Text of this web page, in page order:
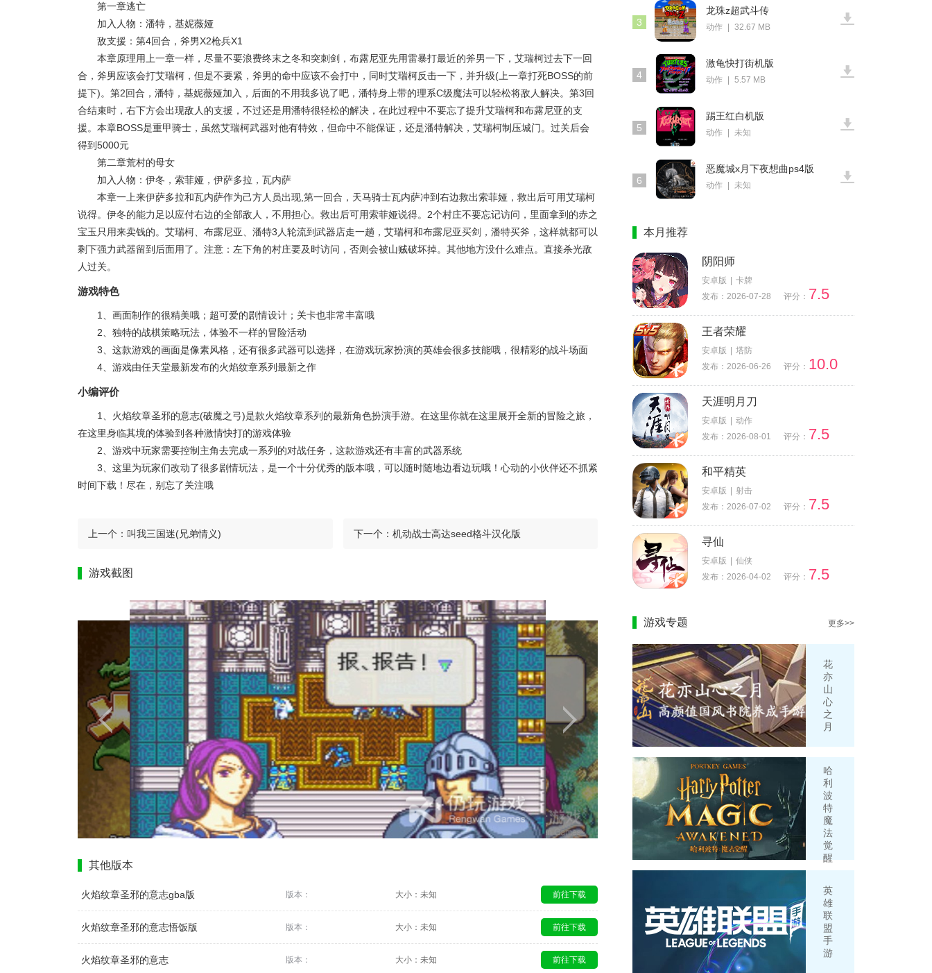
第一章逃亡
加入人物：潘特，基妮薇娅
敌支援：第4回合，斧男X2枪兵X1
本章原理用上一章一样，尽量不要浪费终末之冬和突刺剑，布露尼亚先用雷暴打最近的斧男一下，艾瑞柯过去下一回
合，斧男应该会打艾瑞柯，但是不要紧，斧男的命中应该不会打中，同时艾瑞柯反击一下，并升级(上一章打死BOSS的前
提下)。第2回合，潘特，基妮薇娅加入，后面的不用我多说了吧，潘特身上带的理系C级魔法可以轻松将敌人解决。第3回
合结束时，右下方会出现敌人的支援，不过还是用潘特很轻松的解决，在此过程中不要忘了提升艾瑞柯和布露尼亚的支
援。本章BOSS是重甲骑士，虽然艾瑞柯武器对他有特效，但命中不能保证，还是潘特解决，艾瑞柯制压城门。过关后会
得到5000元
第二章荒村的母女
加入人物：伊冬，索菲娅，伊萨多拉，瓦内萨
本章一上来伊萨多拉和瓦内萨作为己方人员出现,第一回合，天马骑士瓦内萨冲到右边救出索菲娅，救出后可用艾瑞柯
说得。伊冬的能力足以应付右边的全部敌人，不用担心。救出后可用索菲娅说得。2个村庄不要忘记访问，里面拿到的赤之
宝玉只用来卖钱的。艾瑞柯、布露尼亚、潘特3人轮流到武器店走一趟，艾瑞柯和布露尼亚买剑，潘特买斧，这样就都可以
剩下强力武器留到后面用了。注意：左下角的村庄要及时访问，否则会被山贼破坏掉。其他地方没什么难点。直接杀光敌
人过关。
游戏特色
1、画面制作的很精美哦；超可爱的剧情设计；关卡也非常丰富哦
2、独特的战棋策略玩法，体验不一样的冒险活动
3、这款游戏的画面是像素风格，还有很多武器可以选择，在游戏玩家扮演的英雄会很多技能哦，很精彩的战斗场面
4、游戏由任天堂最新发布的火焰纹章系列最新之作
小编评价
1、火焰纹章圣邪的意志(破魔之弓)是款火焰纹章系列的最新角色扮演手游。在这里你就在这里展开全新的冒险之旅，
在这里身临其境的体验到各种激情快打的游戏体验
2、游戏中玩家需要控制主角去完成一系列的对战任务，这款游戏还有丰富的武器系统
3、这里为玩家们改动了很多剧情玩法，是一个十分优秀的版本哦，可以随时随地边看边玩哦！心动的小伙伴还不抓紧
时间下载！尽在，别忘了关注哦
上一个： 叫我三国迷(兄弟情义) 下一个： 机动战士高达seed格斗汉化版
游戏截图
其他版本
火焰纹章圣邪的意志gba版 版本： 大小：未知 前往下载
火焰纹章圣邪的意志悟饭版 版本： 大小：未知 前往下载
火焰纹章圣邪的意志 版本： 大小：未知 前往下载
3
龙珠z超武斗传
动作 32.67 MB
4
激龟快打街机版
动作 5.57 MB
5
踢王红白机版
动作 未知
6
恶魔城x月下夜想曲ps4版
动作 未知
本月推荐
阴阳师
安卓版
卡牌
发布：2026-07-28
评分： 7.5
王者荣耀
安卓版
塔防
发布：2026-06-26
评分： 10.0
天涯明月刀
安卓版
动作
发布：2026-08-01
评分： 7.5
和平精英
安卓版
射击
发布：2026-07-02
评分： 7.5
寻仙
安卓版
仙侠
发布：2026-04-02
评分： 7.5
游戏专题 更多>>
花
亦
山
心
之
月
哈
利
波
特
魔
法
觉
醒
英
雄
联
盟
手
游